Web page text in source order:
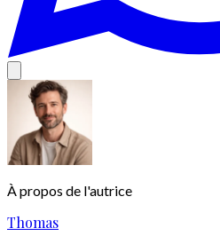
À propos de l'autrice
Thomas